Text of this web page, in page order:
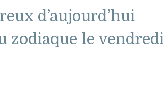
d’aujourd’hui
zodiaque le